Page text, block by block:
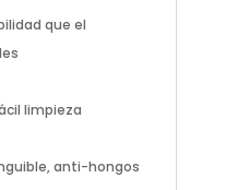
que el
limpieza
anti-hongos